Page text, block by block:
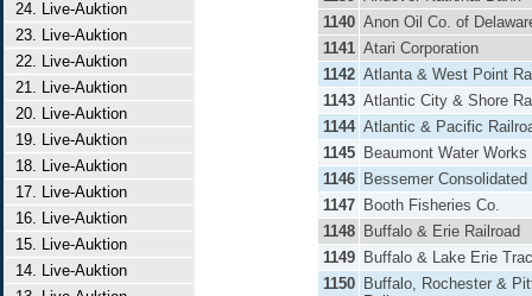
24. Live-Auktion
23. Live-Auktion
22. Live-Auktion
21. Live-Auktion
20. Live-Auktion
19. Live-Auktion
18. Live-Auktion
17. Live-Auktion
16. Live-Auktion
15. Live-Auktion
14. Live-Auktion
1140 Anon Oil Co. of
1141 Atari Corporation
1142 Atlanta & West Point
1143 Atlantic City & Shore
1144 Atlantic & Pacific
1145
Beaumont Water Works
1146
Bessemer Consolidated
1147
Booth Fisheries Co.
1148
Buffalo & Erie Railroad
1149
Buffalo & Lake Erie
1150
Buffalo, Rochester &